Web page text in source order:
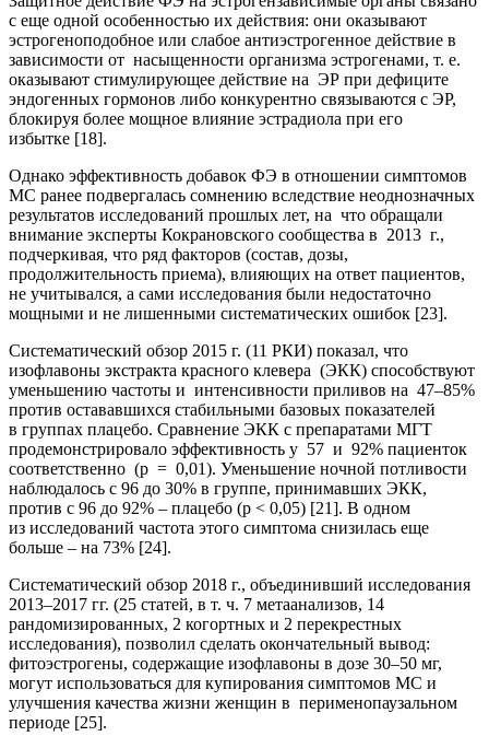
с еще одной особенностью их действия: они оказывают
эстрогеноподобное или слабое антиэстрогенное действие в
зависимости от насыщенности организма эстрогенами, т. е.
оказывают стимулирующее действие на ЭР при дефиците
эндогенных гормонов либо конкурентно связываются с ЭР,
блокируя более мощное влияние эстрадиола при его
избытке [18].
Однако эффективность добавок ФЭ в отношении симптомов
МС ранее подвергалась сомнению вследствие неоднозначных
результатов исследований прошлых лет, на что обращали
внимание эксперты Кокрановского сообщества в 2013 г.,
подчеркивая, что ряд факторов (состав, дозы,
продолжительность приема), влияющих на ответ пациентов,
не учитывался, а сами исследования были недостаточно
мощными и не лишенными систематических ошибок [23].
Систематический обзор 2015 г. (11 РКИ) показал, что
изофлавоны экстракта красного клевера (ЭКК) способствуют
уменьшению частоты и интенсивности приливов на 47–85%
против остававшихся стабильными базовых показателей
в группах плацебо. Сравнение ЭКК с препаратами МГТ
продемонстрировало эффективность у 57 и 92% пациенток
соответственно (p = 0,01). Уменьшение ночной потливости
наблюдалось с 96 до 30% в группе, принимавших ЭКК,
против с 96 до 92% – плацебо (р < 0,05) [21]. В одном
из исследований частота этого симптома снизилась еще
больше – на 73% [24].
Систематический обзор 2018 г., объединивший исследования
2013–2017 гг. (25 статей, в т. ч. 7 метаанализов, 14
рандомизированных, 2 когортных и 2 перекрестных
исследования), позволил сделать окончательный вывод:
фитоэстрогены, содержащие изофлавоны в дозе 30–50 мг,
могут использоваться для купирования симптомов МС и
улучшения качества жизни женщин в перименопаузальном
периоде [25].